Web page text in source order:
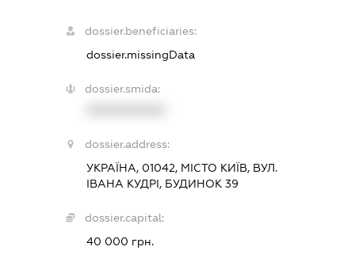
dossier.beneficiaries:
dossier.missingData
dossier.smida:
dossier.address:
УКРАЇНА, 01042, МІСТО КИЇВ, ВУЛ.
ІВАНА КУДРІ, БУДИНОК 39
dossier.capital:
40 000 грн.